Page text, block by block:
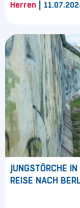
Herren
JUNGSTÖRCHE
REISE NACH